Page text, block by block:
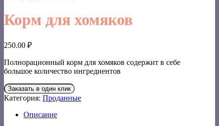
Корм для хомяков
250.00 ₽
Полнорационный корм для хомяков содержит в себе
большое количество ингредиентов
Заказать в один клик
Категория: Проданные
Описание